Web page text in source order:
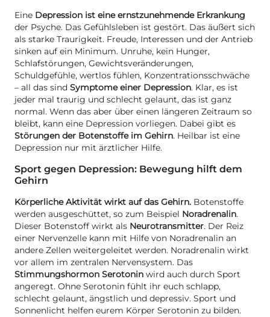
Eine Depression ist eine ernstzunehmende Erkrankung
der Psyche. Das Gefühlsleben ist gestört. Das äußert sich
als starke Traurigkeit. Freude, Interessen und der Antrieb
sinken auf ein Minimum. Unruhe, kein Hunger,
Schlafstörungen, Gewichtsveränderungen,
Schuldgefühle, wertlos fühlen, Konzentrationsschwäche
– all das sind Symptome einer Depression. Klar, es ist
jeder mal traurig und schlecht gelaunt, das ist ganz
normal. Wenn das aber über einen längeren Zeitraum so
bleibt, kann eine Depression vorliegen. Dabei gibt es
Störungen der Botenstoffe im Gehirn. Heilbar ist eine
Depression nur mit ärztlicher Hilfe.
Sport gegen Depression: Bewegung hilft dem
Gehirn
Körperliche Aktivität wirkt auf das Gehirn. Botenstoffe
werden ausgeschüttet, so zum Beispiel Noradrenalin.
Dieser Botenstoff wirkt als Neurotransmitter. Der Reiz
einer Nervenzelle kann mit Hilfe von Noradrenalin an
andere Zellen weitergeleitet werden. Noradrenalin wirkt
vor allem im zentralen Nervensystem. Das
Stimmungshormon Serotonin wird auch durch Sport
angeregt. Ohne Serotonin fühlt ihr euch schlapp,
schlecht gelaunt, ängstlich und depressiv. Sport und
Sonnenlicht helfen eurem Körper Serotonin zu bilden.